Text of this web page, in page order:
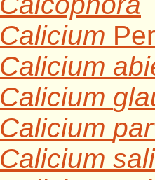
Calicium
Calicium
Calicium
Calicium
Calicium